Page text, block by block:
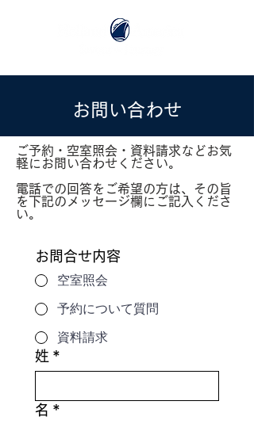
お問い合わせ
ご予約・空室照会・資料請求などお気
軽にお問い合わせください。
電話での回答をご希望の方は、その旨
を下記のメッセージ欄にご記入くださ
い。
お問合せ内容
空室照会
予約について質問
資料請求
姓 *
名 *